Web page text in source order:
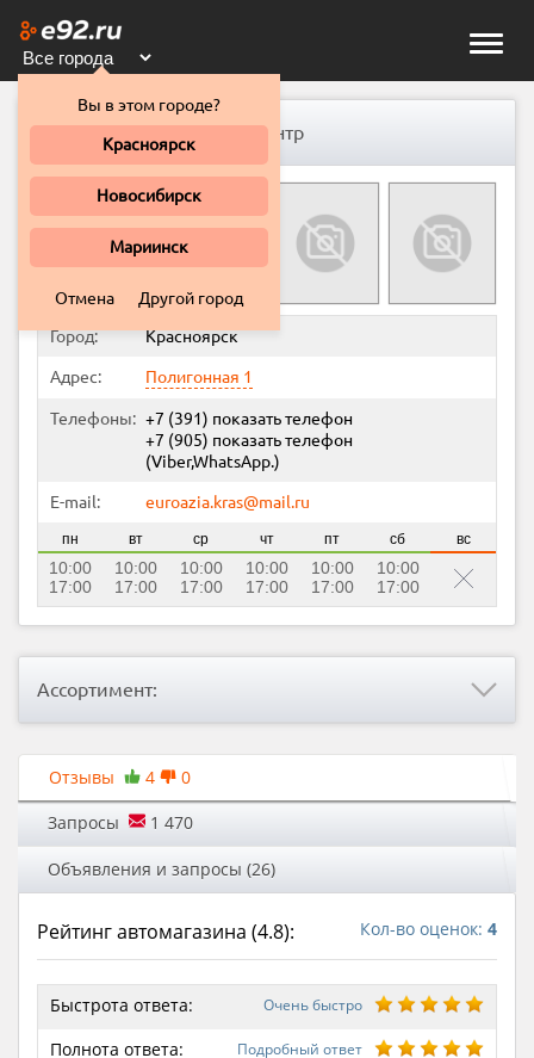
Toggle
Вы в этом городе?
Красноярск
Новосибирск
Мариинск
Отмена Другой город
Euroazia Motors, автотехцентр
Город: Красноярск
Адрес: Полигонная 1
Телефоны: +7 (391) показать телефон
+7 (905) показать телефон
(Viber,WhatsApp.)
E-mail: euroazia.kras@mail.ru
пн вт ср чт пт сб вс
10:00
17:00
10:00
17:00
10:00
17:00
10:00
17:00
10:00
17:00
10:00
17:00
Ассортимент:
Отзывы 4 0
Запросы 1 470
Объявления и запросы (26)
Кол-во оценок: 4
Рейтинг автомагазина (4.8):
Быстрота ответа: Очень быстро
Полнота ответа: Подробный ответ